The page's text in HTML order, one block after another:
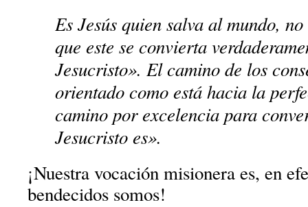
Es Jesús quien salva al mundo,
que este se convierta
Jesucristo». El camino de los
orientado como está hacia la
camino por excelencia para
Jesucristo es».
¡Nuestra vocación misionera es, en
bendecidos somos!